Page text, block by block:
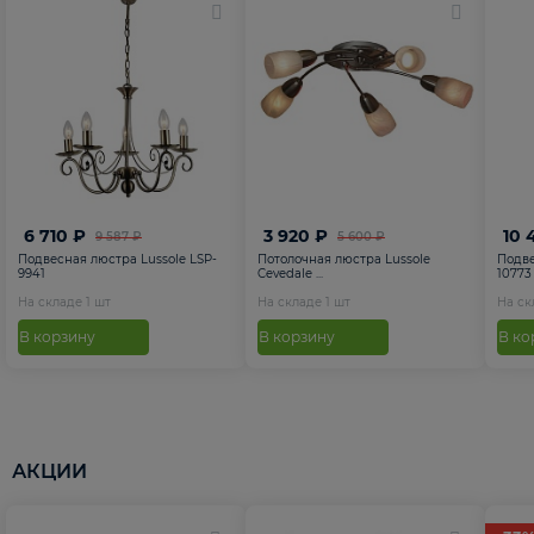
9 587 ₽
6 710 ₽
Подвесная люстра Lussole LSP-
9941
На складе 1 шт
В корзину
5 600 ₽
3 920 ₽
Потолочная люстра Lussole
Cevedale ...
На складе 1 шт
В корзину
10
10773
На
В
АКЦИИ